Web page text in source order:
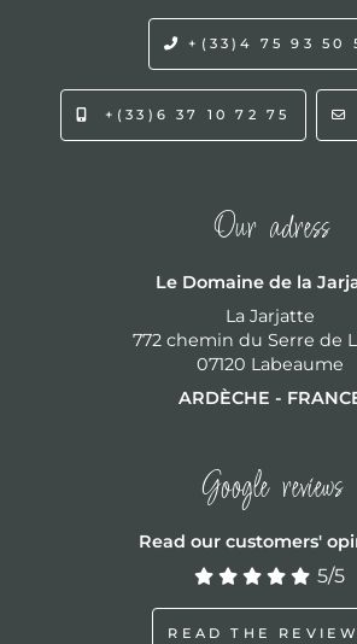
+(33)4 75 93 50
+(33)6 37 10 72 75
Our adress
Le Domaine de la
La Jarjatte
772 chemin du Serre de
07120 Labeaume
ARDÈCHE -
Google reviews
Read our customers'
5/5
READ THE